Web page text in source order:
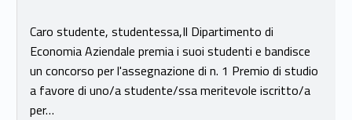
Caro studente, studentessa,Il Dipartimento di
Economia Aziendale premia i suoi studenti e bandisce
un concorso per l'assegnazione di n. 1 Premio di studio
a favore di uno/a studente/ssa meritevole iscritto/a
per…